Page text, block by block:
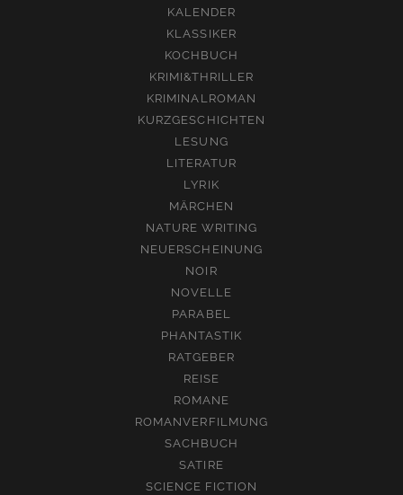
KALENDER
KLASSIKER
KOCHBUCH
KRIMI&THRILLER
KRIMINALROMAN
KURZGESCHICHTEN
LESUNG
LITERATUR
LYRIK
MÄRCHEN
NATURE WRITING
NEUERSCHEINUNG
NOIR
NOVELLE
PARABEL
PHANTASTIK
RATGEBER
REISE
ROMANE
ROMANVERFILMUNG
SACHBUCH
SATIRE
SCIENCE FICTION